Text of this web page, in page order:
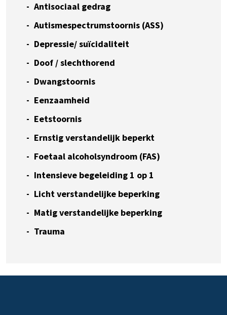
Antisociaal gedrag
Autismespectrumstoornis (ASS)
Depressie/ suïcidaliteit
Doof / slechthorend
Dwangstoornis
Eenzaamheid
Eetstoornis
Ernstig verstandelijk beperkt
Foetaal alcoholsyndroom (FAS)
Intensieve begeleiding 1 op 1
Licht verstandelijke beperking
Matig verstandelijke beperking
Trauma